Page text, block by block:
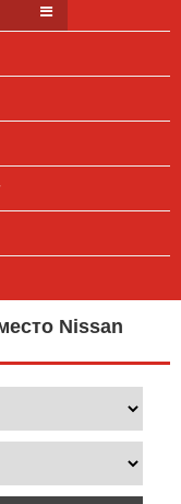
Nissan